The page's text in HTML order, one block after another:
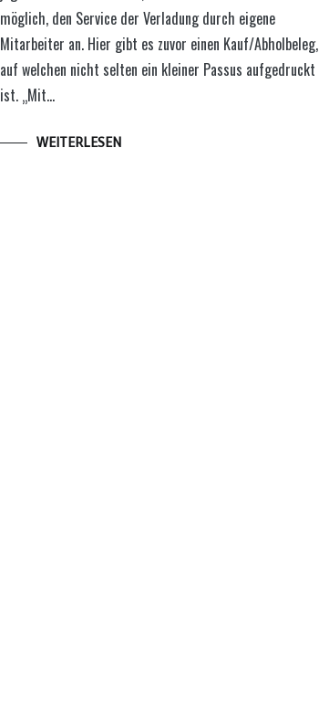
möglich, den Service der Verladung durch eigene
Mitarbeiter an. Hier gibt es zuvor einen Kauf/Abholbeleg,
auf welchen nicht selten ein kleiner Passus aufgedruckt
ist. „Mit…
WEITERLESEN